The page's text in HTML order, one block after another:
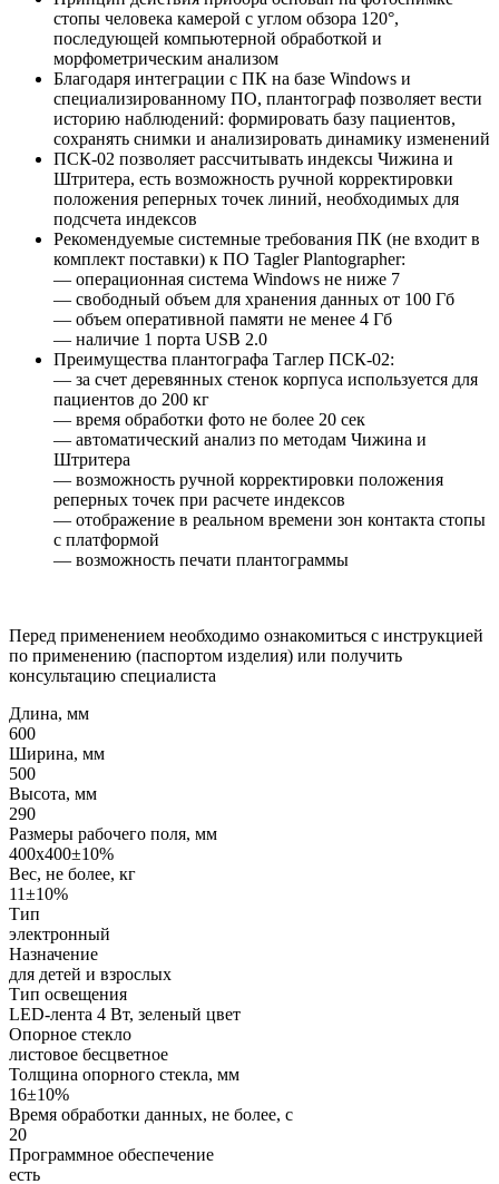
стопы человека камерой с углом обзора 120°,
последующей компьютерной обработкой и
морфометрическим анализом
Благодаря интеграции с ПК на базе Windows и
специализированному ПО, плантограф позволяет вести
историю наблюдений: формировать базу пациентов,
сохранять снимки и анализировать динамику изменений
ПСК-02 позволяет рассчитывать индексы Чижина и
Штритера, есть возможность ручной корректировки
положения реперных точек линий, необходимых для
подсчета индексов
Рекомендуемые системные требования ПК (не входит в
комплект поставки) к ПО Tagler Plantographer:
— операционная система Windows не ниже 7
— свободный объем для хранения данных от 100 Гб
— объем оперативной памяти не менее 4 Гб
— наличие 1 порта USB 2.0
Преимущества плантографа Таглер ПСК-02:
— за счет деревянных стенок корпуса используется для
пациентов до 200 кг
— время обработки фото не более 20 сек
— автоматический анализ по методам Чижина и
Штритера
— возможность ручной корректировки положения
реперных точек при расчете индексов
— отображение в реальном времени зон контакта стопы
с платформой
— возможность печати плантограммы
Перед применением необходимо ознакомиться с инструкцией
по применению (паспортом изделия) или получить
консультацию специалиста
Длина, мм
600
Ширина, мм
500
Высота, мм
290
Размеры рабочего поля, мм
400x400±10%
Вес, не более, кг
11±10%
Тип
электронный
Назначение
для детей и взрослых
Тип освещения
LED-лента 4 Вт, зеленый цвет
Опорное стекло
листовое бесцветное
Толщина опорного стекла, мм
16±10%
Время обработки данных, не более, с
20
Программное обеспечение
есть